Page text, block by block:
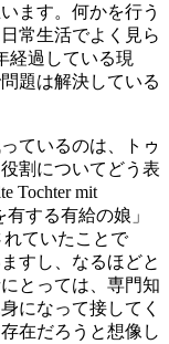
ます。何かを行う
常生活でよく見ら
経過している現
題は解決している
ているのは、トゥ
割についてどう表
Tochter mit
する有給の娘」
れていたことで
すし、なるほどと
とっては、専門知
になって接してく
在だろうと想像し